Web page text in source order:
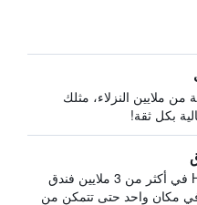
من ملايين النزلاء، مثلك
بكل ثقة!
يبحث HotelsCombined في أكثر من 3 ملايين فندق
مكان واحد حتى تتمكن من